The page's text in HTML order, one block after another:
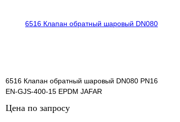
6516 Клапан обратный шаровый DN080 PN16
EN-GJS-400-15 EPDM JAFAR
Цена по запросу